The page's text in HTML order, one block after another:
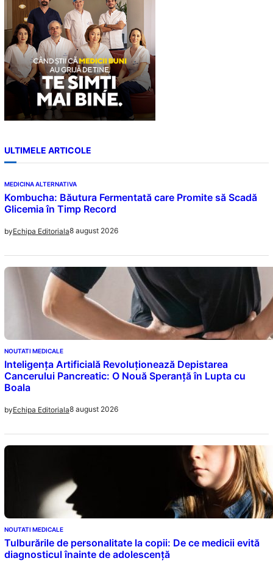
ULTIMELE ARTICOLE
MEDICINA ALTERNATIVA
Kombucha: Băutura Fermentată care Promite să Scadă
Glicemia în Timp Record
byEchipa Editoriala8 august 2026
NOUTATI MEDICALE
Inteligența Artificială Revoluționează Depistarea
Cancerului Pancreatic: O Nouă Speranță în Lupta cu
Boala
byEchipa Editoriala8 august 2026
NOUTATI MEDICALE
Tulburările de personalitate la copii: De ce medicii evită
diagnosticul înainte de adolescență